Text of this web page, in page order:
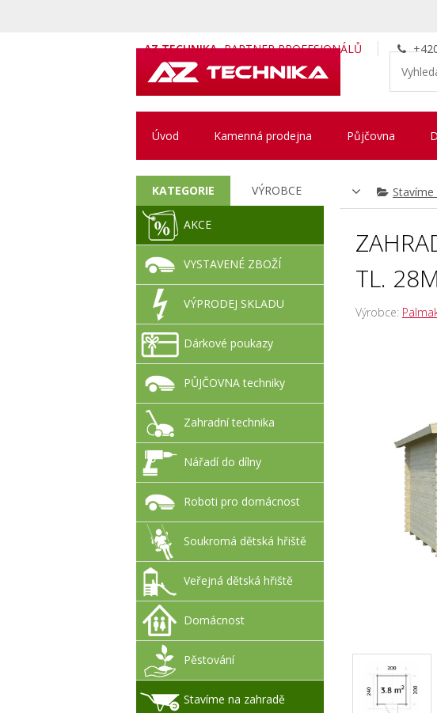
AZ TECHNIKA PARTNER PROFESIONÁLŮ
Úvod Kamenná prodejna Půjčovna
TL.
Výrobce:
KATEGORIE VÝROBCE
AKCE
VYSTAVENÉ ZBOŽÍ
VÝPRODEJ SKLADU
Dárkové poukazy
PŮJČOVNA techniky
Zahradní technika
Nářadí do dílny
Roboti pro domácnost
Soukromá dětská hřiště
Veřejná dětská hřiště
Domácnost
Pěstování
Stavíme na zahradě